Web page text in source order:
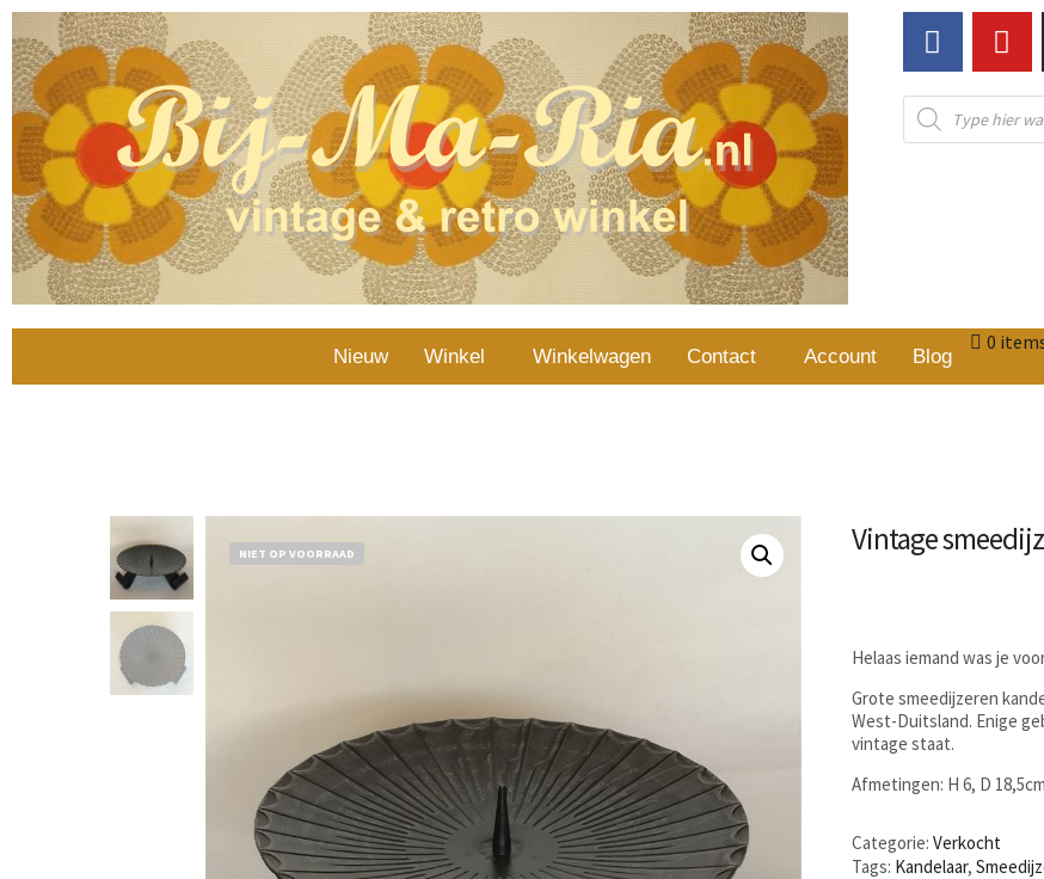
Nieuw Winkel Winkelwagen Contact Account Blog
0
NIET OP VOORRAAD Vintage
Helaas iemand was je
Grote smeedijzeren
West-Duitsland. Enige
vintage staat.
Afmetingen: H 6, D 18,5cm
Categorie:Verkocht
Tags: Kandelaar,